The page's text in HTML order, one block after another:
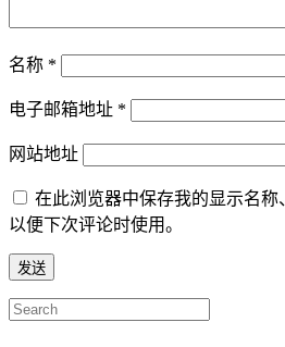
名称 *
电子邮箱地址 *
网站地址
在此浏览器中保存我的显示名称
以便下次评论时使用。
Search
for: